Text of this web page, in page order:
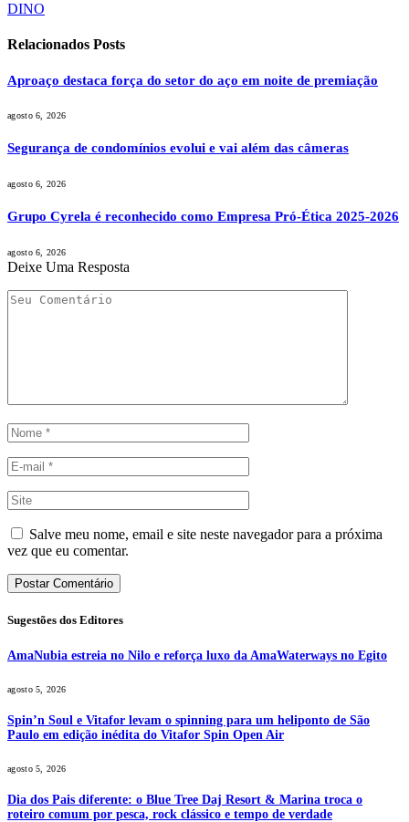
DINO
Relacionados Posts
Aproaço destaca força do setor do aço em noite de premiação
agosto 6, 2026
Segurança de condomínios evolui e vai além das câmeras
agosto 6, 2026
Grupo Cyrela é reconhecido como Empresa Pró-Ética 2025-2026
agosto 6, 2026
Deixe Uma Resposta
Salve meu nome, email e site neste navegador para a próxima
vez que eu comentar.
Sugestões dos Editores
AmaNubia estreia no Nilo e reforça luxo da AmaWaterways no Egito
agosto 5, 2026
Spin’n Soul e Vitafor levam o spinning para um heliponto de São
Paulo em edição inédita do Vitafor Spin Open Air
agosto 5, 2026
Dia dos Pais diferente: o Blue Tree Daj Resort & Marina troca o
roteiro comum por pesca, rock clássico e tempo de verdade